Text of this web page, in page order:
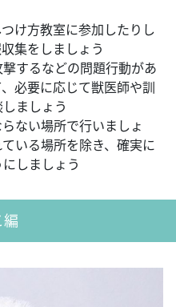
け方教室に参加したりし
集をしましょう
するなどの問題行動があ
必要に応じて獣医師や訓
ましょう
ない場所で行いましょ
いる場所を除き、確実に
しましょう
編